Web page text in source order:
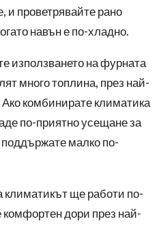
и проветрявайте рано
навън е по-хладно.
използването на фурната
много топлина, през най-
комбинирате климатика
по-приятно усещане за
малко по-
климатикът ще работи по-
дори през най-